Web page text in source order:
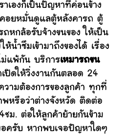
ราเองก็เป็นปัญหาที่ค่อนข้าง
คอยหมั่นดูแลตู้หลังคารถ ตู้
หกล้อรับจ้างขนของ ให้เป็น
ห้น้ำซึมเข้ามาถึงของได้ เรื่อง
ม่แพ้กัน บริการเหมารถขน
เปิดให้วิ่งงานกันตลอด 24
วามต้องการของลูกค้า ทุกที่
พหรือว่าต่างจังหวัด ติดต่อ
ชม. ต่อให้ลูกค้าย้ายกันข้าม
ครับ หากพบเจอปัญหาใดๆ